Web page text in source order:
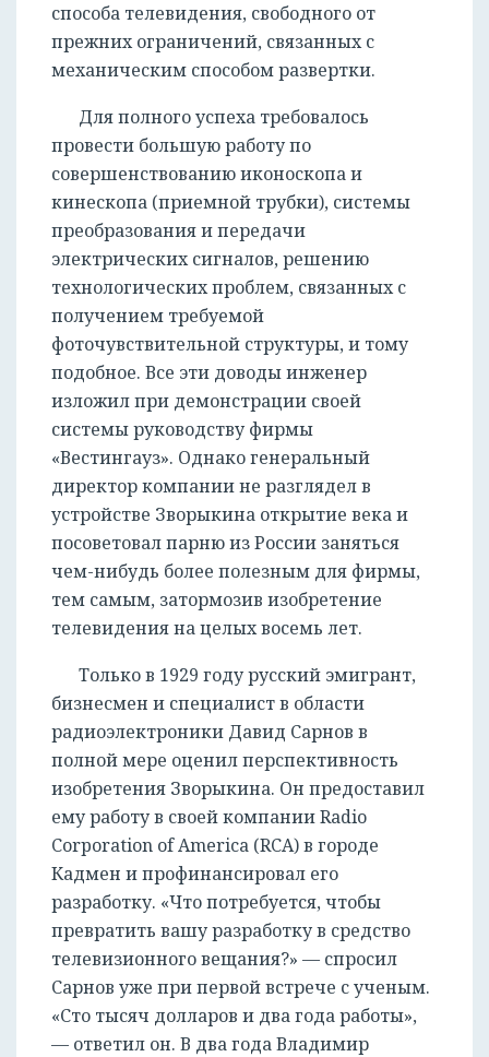
способа телевидения, свободного от
прежних ограничений, связанных с
механическим способом развертки.
Для полного успеха требовалось
провести большую работу по
совершенствованию иконоскопа и
кинескопа (приемной трубки), системы
преобразования и передачи
электрических сигналов, решению
технологических проблем, связанных с
получением требуемой
фоточувствительной структуры, и тому
подобное. Все эти доводы инженер
изложил при демонстрации своей
системы руководству фирмы
«Вестингауз». Однако генеральный
директор компании не разглядел в
устройстве Зворыкина открытие века и
посоветовал парню из России заняться
чем-нибудь более полезным для фирмы,
тем самым, затормозив изобретение
телевидения на целых восемь лет.
Только в 1929 году русский эмигрант,
бизнесмен и специалист в области
радиоэлектроники Давид Сарнов в
полной мере оценил перспективность
изобретения Зворыкина. Он предоставил
ему работу в своей компании Radio
Corporation of America (RCA) в городе
Кадмен и профинансировал его
разработку. «Что потребуется, чтобы
превратить вашу разработку в средство
телевизионного вещания?» — спросил
Сарнов уже при первой встрече с ученым.
«Сто тысяч долларов и два года работы»,
— ответил он. В два года Владимир
РЕГИСТРАЦИЯ